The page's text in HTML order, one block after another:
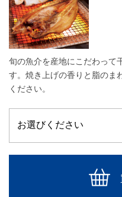
旬の魚介を産地にこだわって
す。焼き上げの香りと脂のま
ください。